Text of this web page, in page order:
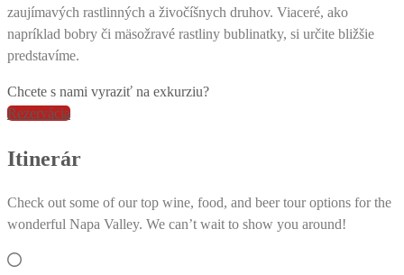
zaujímavých rastlinných a živočíšnych druhov. Viaceré, ako
napríklad bobry či mäsožravé rastliny bublinatky, si určite bližšie
predstavíme.
Chcete s nami vyraziť na exkurziu?
Rezervácia
Itinerár
Check out some of our top wine, food, and beer tour options for the
wonderful Napa Valley. We can’t wait to show you around!